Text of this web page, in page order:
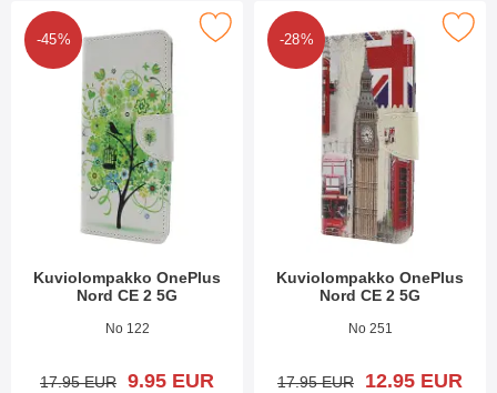
-45%
Kuviolompakko OnePlus
Nord CE 2 5G
Tuote.nro 43629
No 122
vanha hinta
17.95 EUR uusi hinta
9.95 EUR
kuviolompakko OnePlus Nord CE 2 5G suosikiksi
-28%
Kuviolompakko OnePlus
Nord CE 2 5G
Tuote.nro 43628
No 251
vanha hinta
17.95 EUR uusi hinta
12.95 EUR
Merkitse kuviolompakko OnePlus